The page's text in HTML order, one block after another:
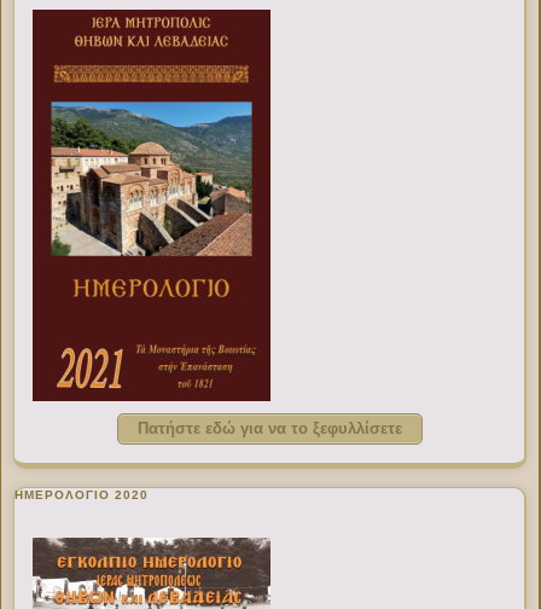
Πατήστε εδώ για να το ξεφυλλίσετε
ΗΜΕΡΟΛΟΓΙΟ 2020